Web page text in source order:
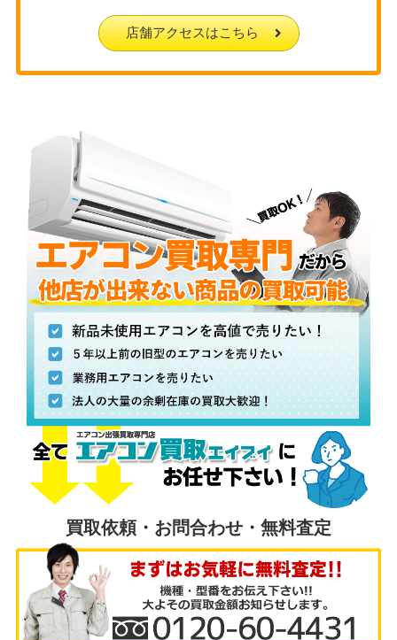
店舗アクセスはこちら
買取依頼・お問合わせ・無料査定